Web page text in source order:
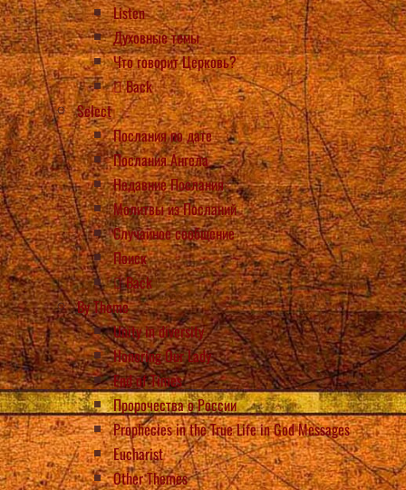
Listen
Духовные темы
Что говорит Церковь?
Back
Select
Послания по дате
Послания Ангела
Недавние Послания
Молитвы из Посланий
Случайное сообщение
Поиск
Back
By Theme
Unity in diversity
Honoring Our Lady
End of Times
Пророчества о России
Prophecies in the True Life in God Messages
Eucharist
Other Themes